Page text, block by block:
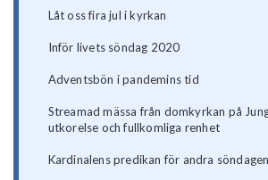
Låt oss fira jul i kyrkan
Inför livets söndag 2020
Adventsbön i pandemins tid
Streamad mässa från domkyrkan på
utkorelse och fullkomliga renhet
Kardinalens predikan för andra